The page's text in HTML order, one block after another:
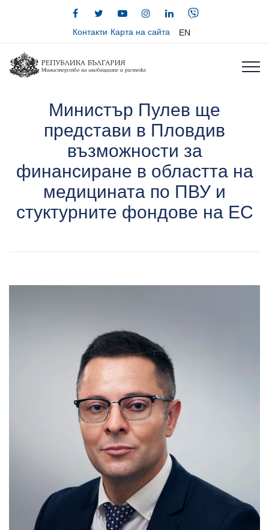
Контакти Карта на сайта EN
Министър Пулев ще
представи в Пловдив
възможности за
финансиране в областта на
медицината по ПВУ и
стуктурните фондове на ЕС